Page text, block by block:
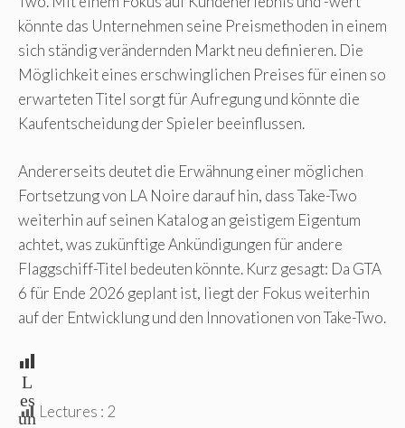
könnte das Unternehmen seine Preismethoden in einem
sich ständig verändernden Markt neu definieren. Die
Möglichkeit eines erschwinglichen Preises für einen so
erwarteten Titel sorgt für Aufregung und könnte die
Kaufentscheidung der Spieler beeinflussen.
Andererseits deutet die Erwähnung einer möglichen
Fortsetzung von LA Noire darauf hin, dass Take-Two
weiterhin auf seinen Katalog an geistigem Eigentum
achtet, was zukünftige Ankündigungen für andere
Flaggschiff-Titel bedeuten könnte. Kurz gesagt: Da GTA
6 für Ende 2026 geplant ist, liegt der Fokus weiterhin
auf der Entwicklung und den Innovationen von Take-Two.
L
es
un Lectures : 2